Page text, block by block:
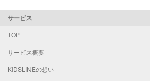
サービス
TOP
サービス概要
KIDSLINEの想い